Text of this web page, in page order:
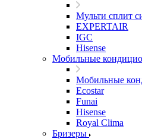
Мульти сплит
EXPERTAIR
IGC
Hisense
Мобильные
Мобильные
Ecostar
Funai
Hisense
Royal Clima
Бризеры